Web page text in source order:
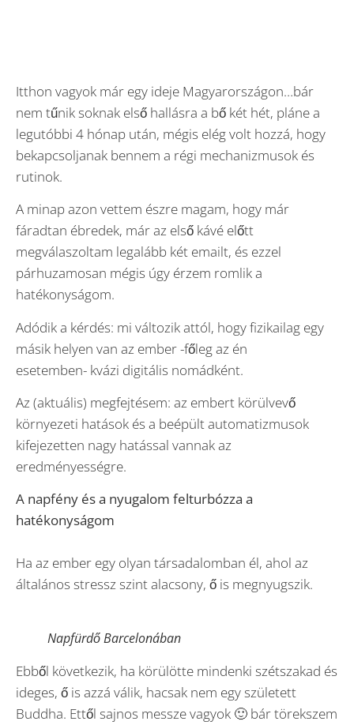
Itthon vagyok már egy ideje Magyarországon…bár
nem tűnik soknak első hallásra a bő két hét, pláne a
legutóbbi 4 hónap után, mégis elég volt hozzá, hogy
bekapcsoljanak bennem a régi mechanizmusok és
rutinok.
A minap azon vettem észre magam, hogy már
fáradtan ébredek, már az első kávé előtt
megválaszoltam legalább két emailt, és ezzel
párhuzamosan mégis úgy érzem romlik a
hatékonyságom.
Adódik a kérdés: mi változik attól, hogy fizikailag egy
másik helyen van az ember -főleg az én
esetemben- kvázi digitális nomádként.
Az (aktuális) megfejtésem: az embert körülvevő
környezeti hatások és a beépült automatizmusok
kifejezetten nagy hatással vannak az
eredményességre.
A napfény és a nyugalom felturbózza a
hatékonyságom
Ha az ember egy olyan társadalomban él, ahol az
általános stressz szint alacsony, ő is megnyugszik.
Napfürdő Barcelonában
Ebből következik, ha körülötte mindenki szétszakad és
ideges, ő is azzá válik, hacsak nem egy született
Buddha. Ettől sajnos messze vagyok 🙂 bár törekszem